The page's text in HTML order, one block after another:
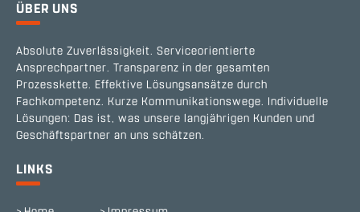
ÜBER UNS
Absolute Zuverlässigkeit. Serviceorientierte
Ansprechpartner. Transparenz in der gesamten
Prozesskette. Effektive Lösungsansätze durch
Fachkompetenz. Kurze Kommunikationswege. Individuelle
Lösungen: Das ist, was unsere langjährigen Kunden und
Geschäftspartner an uns schätzen.
LINKS